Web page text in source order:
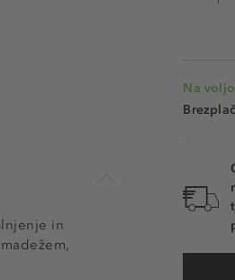
Na
in